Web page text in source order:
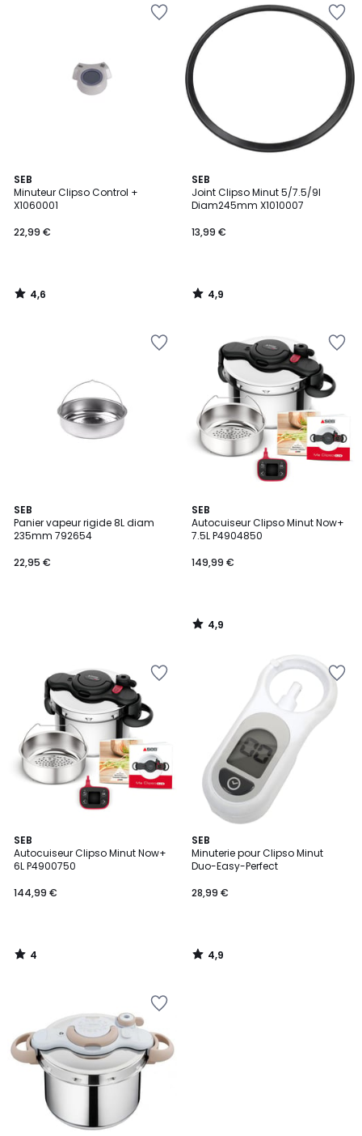
SEB
Minuteur Clipso Control +
X1060001
22,99 €
4,6
/ 5
4,6
/
SEB
Joint Clipso Minut 5/7.5/9l
Diam245mm X1010007
13,99 €
4,9
/ 5
4,9
/
SEB
Panier vapeur rigide 8L diam
235mm 792654
22,95 €
SEB
Autocuiseur Clipso Minut Now+
7.5L P4904850
149,99 €
4,9
/ 5
4,9
/
SEB
Autocuiseur Clipso Minut Now+
6L P4900750
144,99 €
4
/
5
4
/
SEB
Minuterie pour Clipso Minut
Duo-Easy-Perfect
28,99 €
4,9
/ 5
4,9
/